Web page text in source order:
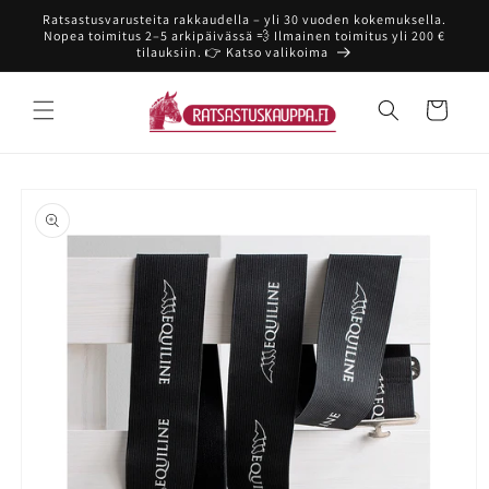
siirry
sisältöön
Ratsastusvarusteita rakkaudella – yli 30 vuoden kokemuksella.
Nopea toimitus 2–5 arkipäivässä 💨 Ilmainen toimitus yli 200 €
tilauksiin. 👉 Katso valikoima
Ostoskori
Siirry
tuotetietoihin